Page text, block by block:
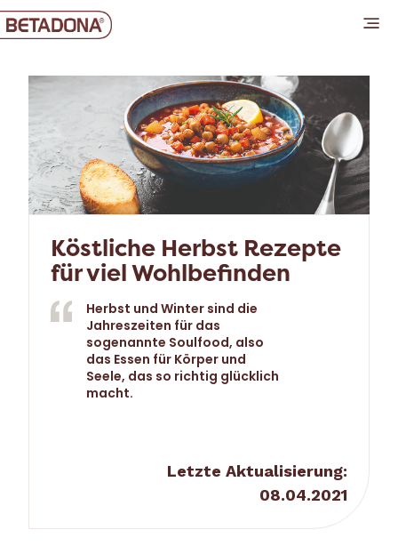
Köstliche Herbst Rezepte
für viel Wohlbefinden
Herbst und Winter sind die
Jahreszeiten für das
sogenannte Soulfood, also
das Essen für Körper und
Seele, das so richtig glücklich
macht.
Letzte Aktualisierung:
08.04.2021